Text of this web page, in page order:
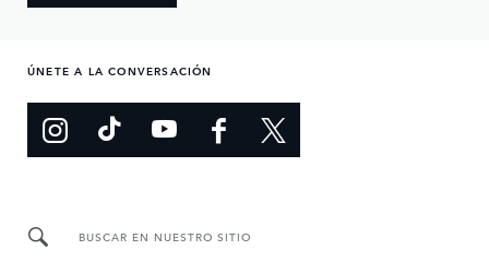
ÚNETE A LA CONVERSACIÓN
BUSCAR EN NUESTRO SITIO